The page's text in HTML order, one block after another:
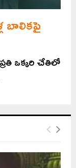
బాలికపై
ప్రతి ఒక్కరి చేతిలో